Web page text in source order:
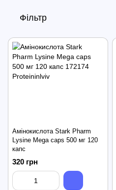
Фільтр
Амінокислота Stark Pharm
Lysine Mega caps 500 мг 120
капc
320 грн